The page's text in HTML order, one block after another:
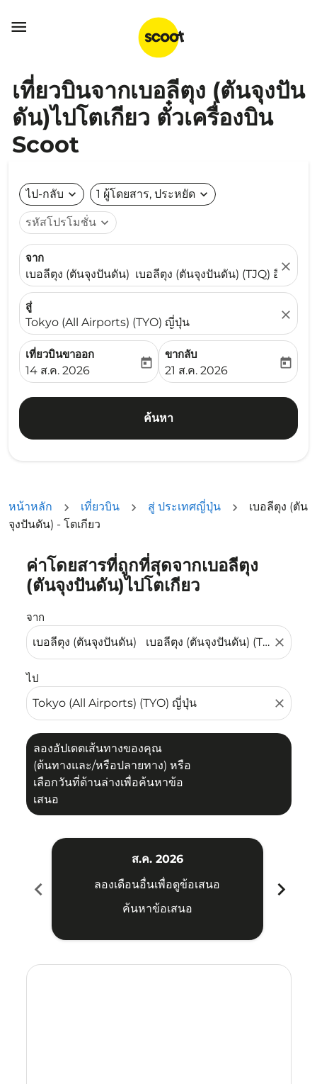

เที่ยวบินจากเบอลีตุง (ตันจุงปัน
ดัน)ไปโตเกียว ตั๋วเครื่องบิน
Scoot
ไป-กลับ expand_more 1 ผู้โดยสาร, ประหยัด expand_more
รหัสโปรโมชั่น expand_more
จาก
เบอลีตุง (ตันจุงปันดัน) เบอลีตุง (ตันจุงปันดัน) (TJQ) อินโดนีเ
close
สู่
Tokyo (All Airports) (TYO) ญี่ปุ่น
close
เที่ยวบินขาออก
fc-booking-departure-date-aria-label
14 ส.ค. 2026
today
ขากลับ
fc-booking-return-date-
21 ส.ค. 2026
today
ค้นหา
หน้าหลัก เที่ยวบิน สู่ ประเทศญี่ปุ่น
เบอลีตุง (ตัน
จุงปันดัน) - โตเกียว
ค่าโดยสารที่ถูกที่สุดจากเบอลีตุง
(ตันจุงปันดัน)ไปโตเกียว
จาก
close
ไป
close
ลองอัปเดตเส้นทางของคุณ
(ต้นทางและ/หรือปลายทาง) หรือ
เลือกวันที่ด้านล่างเพื่อค้นหาข้อ
เสนอ
ลองอัปเดตเส้นทางของคุณ (ต้นทางและ/หรือปลายทาง) หรื
chevron_left
ส.ค. 2026
ลองเดือนอื่นเพื่อดูข้อเสนอ
ค้นหาข้อเสนอ
chevron_right